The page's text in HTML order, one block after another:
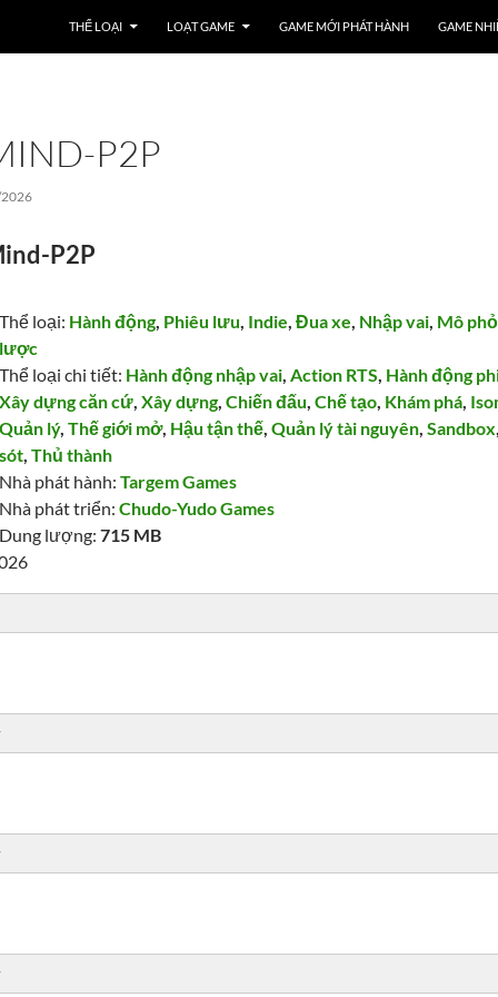
THỂ LOẠI LOẠT GAME GAME MỚI PHÁT HÀNH GAME
P2P
P2P
Thể loại: Hành động, Phiêu lưu, Indie,Đua xe, Nhập vai, Mô
lược
Thể loại chi tiết: Hành động nhập vai,Action RTS, Hành động
Xây dựng căn cứ,Xây dựng,Chiến đấu,Chế tạo, Khám phá,
Quản lý,Thế giới mở, Hậu tận thế,Quản lý tài nguyên,Sandbox
sót,Thủ thành
Nhà phát hành:Targem Games
Nhà phát triển:Chudo-Yudo Games
Dung lượng:715 MB